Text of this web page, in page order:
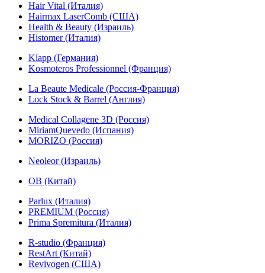
Hair Vital (Италия)
Hairmax LaserComb (США)
Health & Beauty (Израиль)
Histomer (Италия)
Klapp (Германия)
Kosmoteros Professionnel (Франция)
La Beaute Medicale (Россия-Франция)
Lock Stock & Barrel (Англия)
Medical Collagene 3D (Россия)
MiriamQuevedo (Испания)
MORIZO (Россия)
Neoleor (Израиль)
OB (Китай)
Parlux (Италия)
PREMIUM (Россия)
Prima Spremitura (Италия)
R-studio (Франция)
RestArt (Китай)
Revivogen (США)